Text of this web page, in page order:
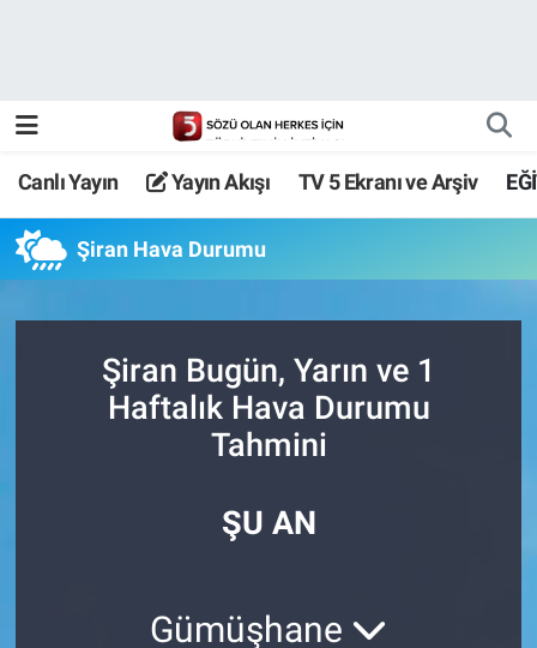
Canlı Yayın Yayın Akışı TV 5 Ekranı ve Arşiv
Şiran Hava Durumu
Şiran Bugün, Yarın ve 1
Haftalık Hava Durumu
Tahmini
ŞU AN
Gümüşhane
TV 5 Ekranı ve Arşiv